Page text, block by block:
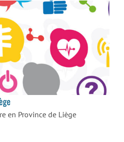
scolaires à Liège
en Province de Liège